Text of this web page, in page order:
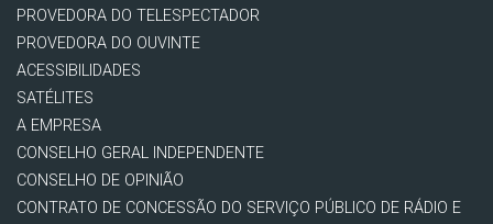
PROVEDORA DO TELESPECTADOR
PROVEDORA DO OUVINTE
ACESSIBILIDADES
SATÉLITES
A EMPRESA
CONSELHO GERAL INDEPENDENTE
CONSELHO DE OPINIÃO
CONTRATO DE CONCESSÃO DO SERVIÇO PÚBLICO DE RÁDIO E